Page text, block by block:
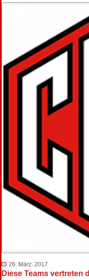
26. März. 2017
Diese Teams vertreten